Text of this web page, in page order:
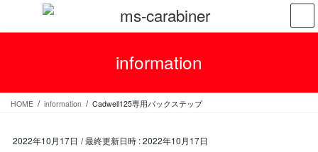
テ
ス
ゲ
ン
information
HOME information Cadwell125専用バックステップ
2022年10月17日 / 最終更新日時 :2022年10月17日